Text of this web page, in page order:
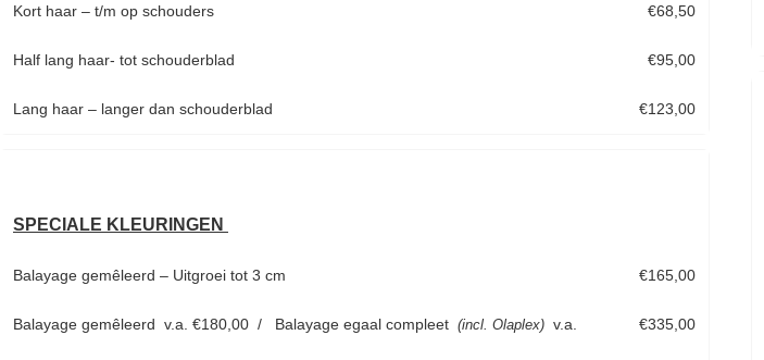
Kort haar – t/m op schouders €68,50
Half lang haar- tot schouderblad €95,00
Lang haar – langer dan schouderblad €123,00
SPECIALE KLEURINGEN
Balayage gemêleerd – Uitgroei tot 3 cm €165,00
Balayage gemêleerd v.a. €180,00 / Balayage egaal compleet (incl. Olaplex) v.a. €335,00